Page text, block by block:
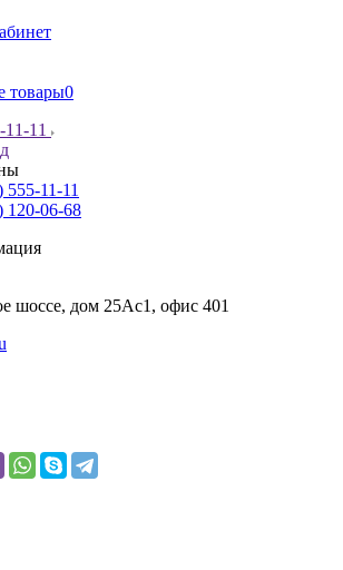
товары0
11
555-11-11
120-06-68
шоссе, дом 25Аc1, офис 401